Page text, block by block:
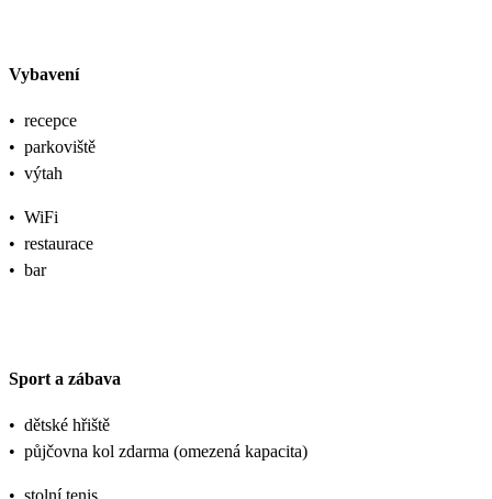
Vybavení
• recepce
• parkoviště
• výtah
• WiFi
• restaurace
• bar
Sport a zábava
• dětské hřiště
• půjčovna kol zdarma (omezená kapacita)
• stolní tenis